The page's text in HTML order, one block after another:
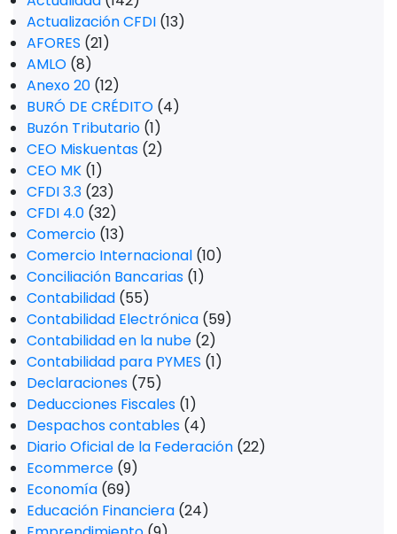
Actualización CFDI (13)
AFORES (21)
AMLO (8)
Anexo 20 (12)
BURÓ DE CRÉDITO (4)
Buzón Tributario (1)
CEO Miskuentas (2)
CEO MK (1)
CFDI 3.3 (23)
CFDI 4.0 (32)
Comercio (13)
Comercio Internacional (10)
Conciliación Bancarias (1)
Contabilidad (55)
Contabilidad Electrónica (59)
Contabilidad en la nube (2)
Contabilidad para PYMES (1)
Declaraciones (75)
Deducciones Fiscales (1)
Despachos contables (4)
Diario Oficial de la Federación (22)
Ecommerce (9)
Economía (69)
Educación Financiera (24)